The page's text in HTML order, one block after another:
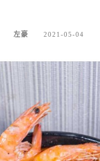
左豪 2021-05-04